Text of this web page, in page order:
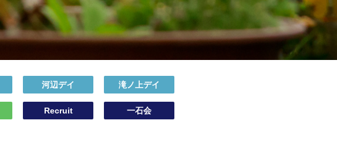
河辺デイ 滝ノ上デイ
Recruit 一石会